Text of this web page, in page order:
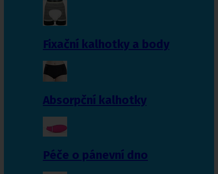
Fixační kalhotky a body
Absorpční kalhotky
Péče o pánevní dno